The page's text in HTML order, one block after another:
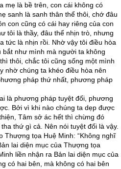
mẹ là bề trên, con cái không có
sanh là sanh thân thể thôi, chớ đâu
con cũng có cái hay riêng của con
tôi là thầy, đâu thể nhịn trò, nhưng
tức là nhịn rồi. Nhờ vậy tôi điều hòa
như mình mà người ta không
thôi, chắc tôi cũng sống một mình
nhờ chúng ta khéo điều hòa nên
pháp thứ nhất, phương pháp
là phương pháp tuyệt đối, phương
Bởi vì khi nào chúng ta dẹp được
Tâm sở ác hết thì chừng đó
thứ gì cả. Nên nói tuyệt đối là vậy.
Thượng tọa Huệ Minh: “Không nghĩ
lai diện mục của Thượng tọa
liền nhận ra Bản lai diện mục của
có hai bên, mà không có hai bên